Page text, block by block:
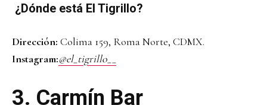
¿Dónde está El Tigrillo?
Dirección: Colima 159, Roma Norte, CDMX.
Instagram:@el_tigrillo__
3. Carmín Bar